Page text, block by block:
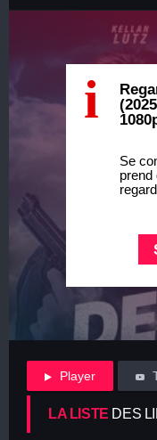
i
Se
prend
Player
LA LISTE DES